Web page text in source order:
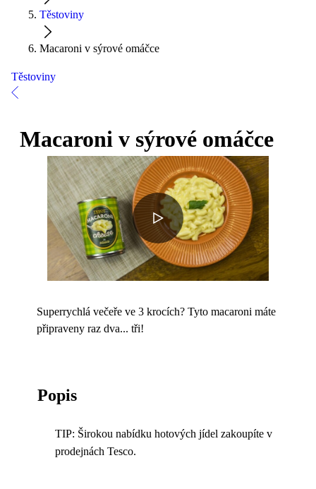
Těstoviny
Macaroni v sýrové omáčce
Těstoviny
Macaroni v sýrové omáčce
Superrychlá večeře ve 3 krocích? Tyto macaroni máte
připraveny raz dva... tři!
Popis
TIP: Širokou nabídku hotových jídel zakoupíte v
prodejnách Tesco.